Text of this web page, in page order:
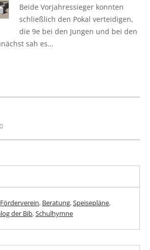
Bei­de Vor­jah­res­sie­ger konn­ten
schließ­lich den Pokal ver­tei­di­gen,
die 9e bei den Jun­gen und bei den
sah es…
Förderverein, Beratung,Speisepläne,
der Bib,Schulhymne